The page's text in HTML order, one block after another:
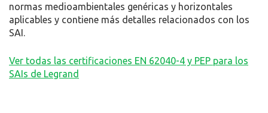
normas medioambientales genéricas y horizontales
aplicables y contiene más detalles relacionados con los
SAI.
Ver todas las certificaciones EN 62040-4 y PEP para los
SAIs de Legrand